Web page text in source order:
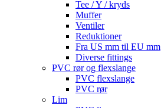
Tee / Y / kryds
Muffer
Ventiler
Reduktioner
Fra US mm til EU mm
Diverse fittings
PVC rør og flexslange
PVC flexslange
PVC rør
Lim